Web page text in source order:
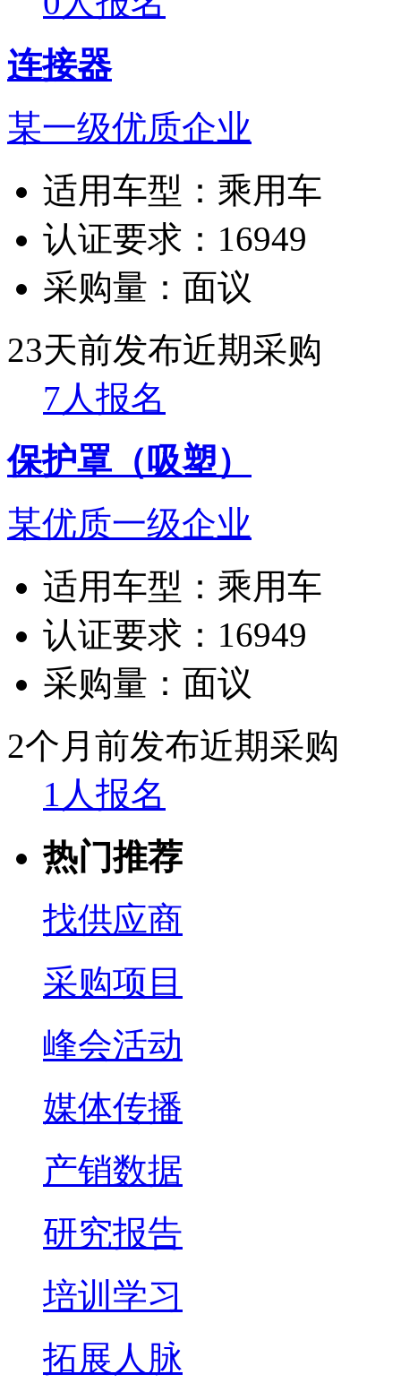
连接器
某一级优质企业
适用车型： 乘用车
认证要求： 16949
采购量： 面议
23天前发布近期采购
7人报名
保护罩（吸塑）
某优质一级企业
适用车型： 乘用车
认证要求： 16949
采购量： 面议
2个月前发布近期采购
1人报名
热门推荐
找供应商
采购项目
峰会活动
媒体传播
产销数据
研究报告
培训学习
拓展人脉